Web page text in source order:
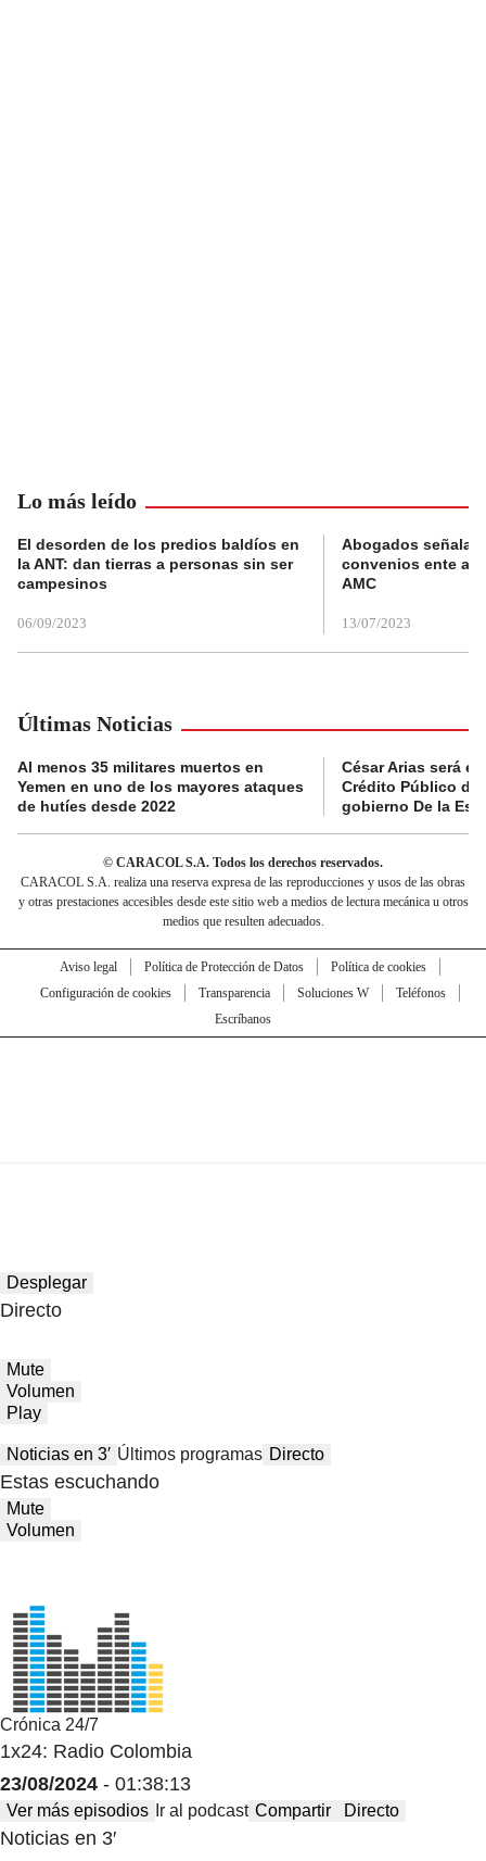
Lo más leído
El desorden de los predios baldíos en
la ANT: dan tierras a personas sin ser
campesinos
06/09/2023
Abogados
convenios ente
AMC
13/07/2023
Últimas Noticias
Al menos 35 militares muertos en
Yemen en uno de los mayores ataques
de hutíes desde 2022
César Arias será el
Crédito Público
gobierno De la
© CARACOL S.A. Todos los derechos reservados.
CARACOL S.A. realiza una reserva expresa de las reproducciones y usos de las obras
y otras prestaciones accesibles desde este sitio web a medios de lectura mecánica u otros
medios que resulten adecuados.
Aviso legal Política de Protección de Datos
Política de cookies
Configuración de cookies
Transparencia Soluciones W
Teléfonos
Escríbanos
Desplegar
Directo
Mute
Volumen
Play
Noticias en 3′ Últimos programas Directo
Estas escuchando
Mute
Volumen
Crónica 24/7
1x24: Radio Colombia
23/08/2024 - 01:38:13
Ver más episodios Ir al podcast Compartir Directo
Noticias en 3′